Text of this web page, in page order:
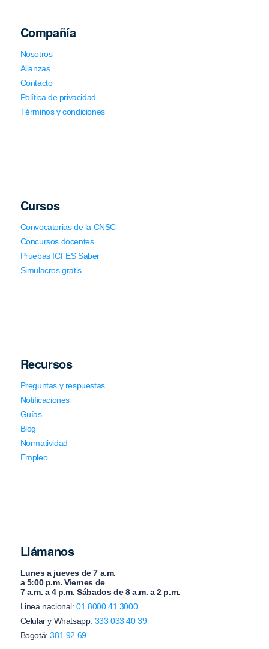
Compañía
Nosotros
Alianzas
Contacto
Política de privacidad
Términos y condiciones
Cursos
Convocatorias de la CNSC
Concursos docentes
Pruebas ICFES Saber
Simulacros gratis
Recursos
Preguntas y respuestas
Notificaciones
Guías
Blog
Normatividad
Empleo
Llámanos
Lunes a jueves de 7 a.m.
a 5:00 p.m. Viernes de
7 a.m. a 4 p.m. Sábados de 8 a.m. a 2 p.m.
Linea nacional:01 8000 41 3000
Celular y Whatsapp: 333 033 40 39
Bogotá:381 92 69